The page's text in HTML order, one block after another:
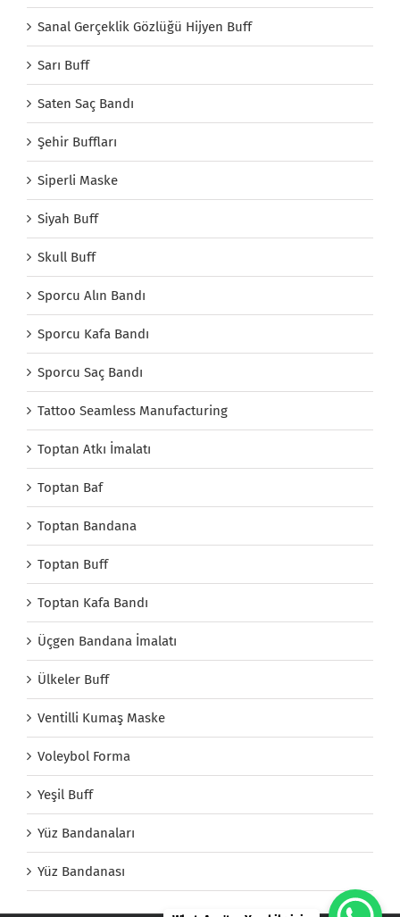
Sanal Gerçeklik Gözlüğü Hijyen Buff
Sarı Buff
Saten Saç Bandı
Şehir Buffları
Siperli Maske
Siyah Buff
Skull Buff
Sporcu Alın Bandı
Sporcu Kafa Bandı
Sporcu Saç Bandı
Tattoo Seamless Manufacturing
Toptan Atkı İmalatı
Toptan Baf
Toptan Bandana
Toptan Buff
Toptan Kafa Bandı
Üçgen Bandana İmalatı
Ülkeler Buff
Ventilli Kumaş Maske
Voleybol Forma
Yeşil Buff
Yüz Bandanaları
Yüz Bandanası